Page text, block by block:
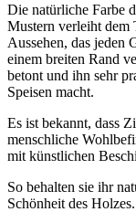
Die natürliche Farbe
Mustern verleiht dem
Aussehen, das jeden
einem breiten Rand
betont und ihn sehr
Speisen macht.
Es ist bekannt, dass
menschliche
mit künstlichen
So behalten sie ihr
Schönheit des Holzes.